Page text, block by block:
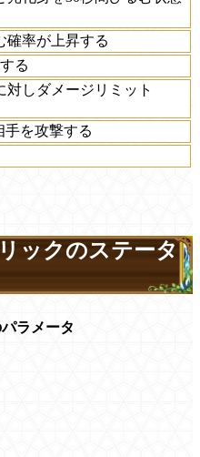
確率が上昇する
る
しダメージリミット
手を攻撃する
ックのステータ
ラメータ